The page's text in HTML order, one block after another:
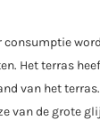
consumptie
Het terras
van het
van de grote